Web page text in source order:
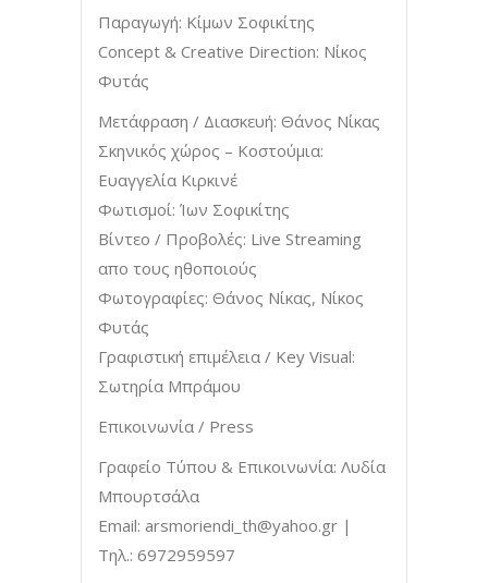
Παραγωγή: Κίμων Σοφικίτης
Concept & Creative Direction: Νίκος
Φυτάς
Μετάφραση / Διασκευή: Θάνος Νίκας
Σκηνικός χώρος – Κοστούμια:
Ευαγγελία Κιρκινέ
Φωτισμοί: Ίων Σοφικίτης
Βίντεο / Προβολές: Live Streaming
απο τους ηθοποιούς
Φωτογραφίες: Θάνος Νίκας, Νίκος
Φυτάς
Γραφιστική επιμέλεια / Key Visual:
Σωτηρία Μπράμου
Επικοινωνία / Press
Γραφείο Τύπου & Επικοινωνία: Λυδία
Μπουρτσάλα
Email: arsmoriendi_th@yahoo.gr |
Τηλ.: 6972959597